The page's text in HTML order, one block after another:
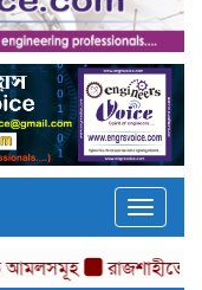
Toggle
রাজশাহীতে চাকুরী মেলা